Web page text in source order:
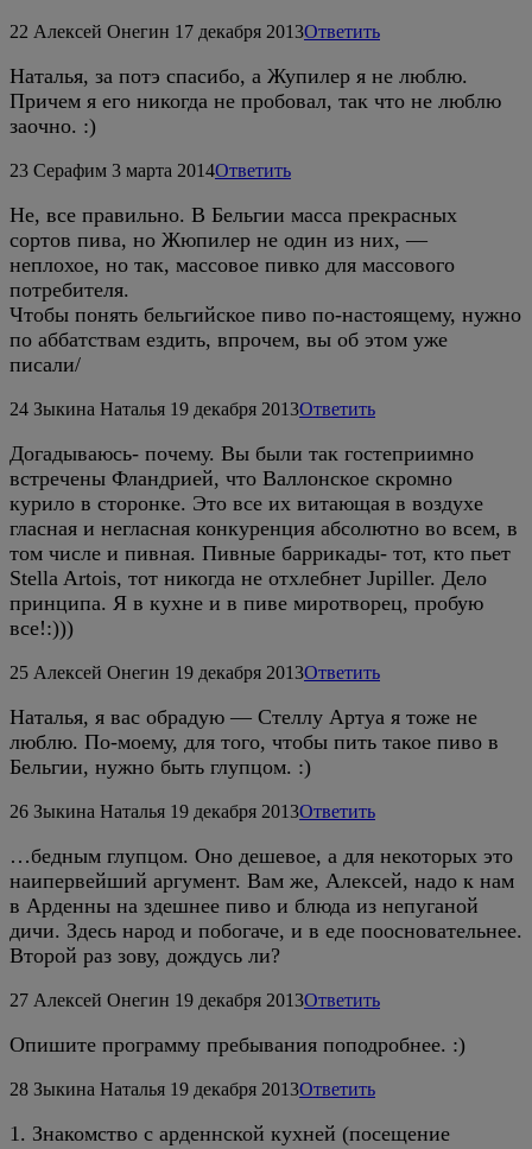
22 Алексей Онегин 17 декабря 2013Ответить
Наталья, за потэ спасибо, а Жупилер я не люблю.
Причем я его никогда не пробовал, так что не люблю
заочно. :)
23 Серафим 3 марта 2014Ответить
Не, все правильно. В Бельгии масса прекрасных
сортов пива, но Жюпилер не один из них, —
неплохое, но так, массовое пивко для массового
потребителя.
Чтобы понять бельгийское пиво по-настоящему, нужно
по аббатствам ездить, впрочем, вы об этом уже
писали/
24 Зыкина Наталья 19 декабря 2013Ответить
Догадываюсь- почему. Вы были так гостеприимно
встречены Фландрией, что Валлонское скромно
курило в сторонке. Это все их витающая в воздухе
гласная и негласная конкуренция абсолютно во всем, в
том числе и пивная. Пивные баррикады- тот, кто пьет
Stella Artois, тот никогда не отхлебнет Jupiller. Дело
принципа. Я в кухне и в пиве миротворец, пробую
все!:)))
25 Алексей Онегин 19 декабря 2013Ответить
Наталья, я вас обрадую — Стеллу Артуа я тоже не
люблю. По-моему, для того, чтобы пить такое пиво в
Бельгии, нужно быть глупцом. :)
26 Зыкина Наталья 19 декабря 2013Ответить
…бедным глупцом. Оно дешевое, а для некоторых это
наипервейший аргумент. Вам же, Алексей, надо к нам
в Арденны на здешнее пиво и блюда из непуганой
дичи. Здесь народ и побогаче, и в еде поосновательнее.
Второй раз зову, дождусь ли?
27 Алексей Онегин 19 декабря 2013Ответить
Опишите программу пребывания поподробнее. :)
28 Зыкина Наталья 19 декабря 2013Ответить
1. Знакомство с арденнской кухней (посещение